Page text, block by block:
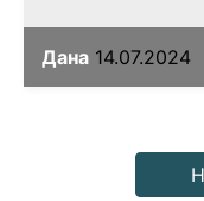
Дана 14.07.2024